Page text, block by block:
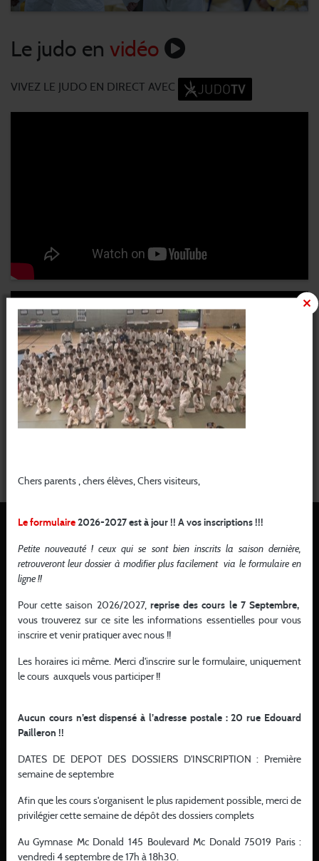
Le judo en vidéo
VIVEZ LE JUDO EN DIRECT AVEC
ÉVÈNEMENTS
À VENIR
-
09.08
EUROPEAN CUP JUNIOR SKOPJE,
MACEDOINE DU NORD
COMPETITION JUDO JUJITSU
14.08
-
GRAND PRIX DE LIMA, PEROU DU 14 AU 16
COMPETITION JUDO JUJITSU
17.08
-
AVIGNON JC)
Chers parents , chers élèves, Chers visiteurs,
Le formulaire2026-2027 est à jour !! A vos inscriptions !!!
Petite nouveauté ! ceux qui se sont bien inscrits la saison dernière,
retrouveront leur dossier à modifier plus facilement via le formulaire en
ligne !!
Pour cette saison 2026/2027, reprise des cours le 7 Septembre,
vous trouverez sur ce site les informations essentielles pour vous
inscrire et venir pratiquer avec nous !!
Les horaires ici même. Merci d'inscrire sur le formulaire, uniquement
le cours auxquels vous participer !!
Aucun cours n’est dispensé à l’adresse postale : 20 rue Edouard
Pailleron !!
DATES DE DEPOT DES DOSSIERS D'INSCRIPTION : Première
semaine de septembre
Afin que les cours s'organisent le plus rapidement possible, merci de
privilégier cette semaine de dépôt des dossiers complets
Au Gymnase Mc Donald 145 Boulevard Mc Donald 75019 Paris :
vendredi 4 septembre de 17h à 18h30.